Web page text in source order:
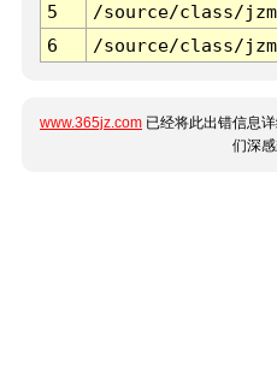
5
/source/class/
6
/source/class/
www.365jz.com 已经将此出错信息
们深